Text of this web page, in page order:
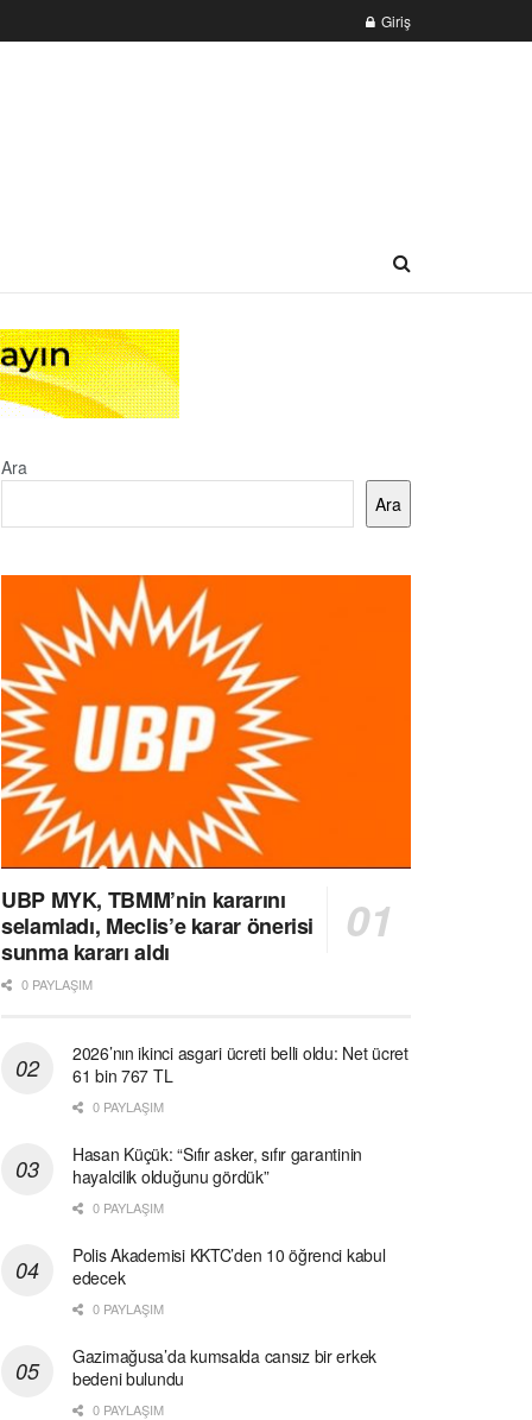
Giriş
Ara
Ara
UBP MYK, TBMM’nin kararını
selamladı, Meclis’e karar önerisi
sunma kararı aldı
0 PAYLAŞIM
2026’nın ikinci asgari ücreti belli oldu: Net ücret
61 bin 767 TL
0 PAYLAŞIM
Hasan Küçük: “Sıfır asker, sıfır garantinin
hayalcilik olduğunu gördük”
0 PAYLAŞIM
Polis Akademisi KKTC’den 10 öğrenci kabul
edecek
0 PAYLAŞIM
Gazimağusa’da kumsalda cansız bir erkek
bedeni bulundu
0 PAYLAŞIM